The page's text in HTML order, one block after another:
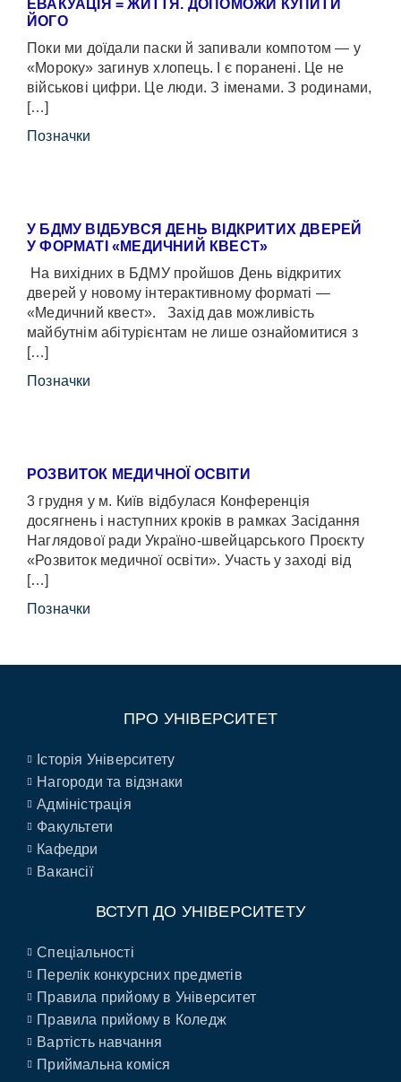
ЕВАКУАЦІЯ = ЖИТТЯ. ДОПОМОЖИ КУПИТИ
ЙОГО
Поки ми доїдали паски й запивали компотом — у
«Мороку» загинув хлопець. І є поранені. Це не
військові цифри. Це люди. З іменами. З родинами,
[…]
Позначки
У БДМУ ВІДБУВСЯ ДЕНЬ ВІДКРИТИХ ДВЕРЕЙ
У ФОРМАТІ «МЕДИЧНИЙ КВЕСТ»
На вихідних в БДМУ пройшов День відкритих
дверей у новому інтерактивному форматі —
«Медичний квест». Захід дав можливість
майбутнім абітурієнтам не лише ознайомитися з
[…]
Позначки
РОЗВИТОК МЕДИЧНОЇ ОСВІТИ
3 грудня у м. Київ відбулася Конференція
досягнень і наступних кроків в рамках Засідання
Наглядової ради Україно-швейцарського Проєкту
«Розвиток медичної освіти». Участь у заході від
[…]
Позначки
ПРО УНІВЕРСИТЕТ
Історія Університету
Нагороди та відзнаки
Адміністрація
Факультети
Кафедри
Вакансії
ВСТУП ДО УНІВЕРСИТЕТУ
Спеціальності
Перелік конкурсних предметів
Правила прийому в Університет
Правила прийому в Коледж
Вартість навчання
Приймальна коміся